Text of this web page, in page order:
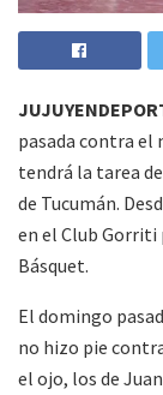
pasada contra el
tendrá la tarea
de Tucumán.
en el Club Gorriti
Básquet.
El domingo
no hizo pie
el ojo, los de